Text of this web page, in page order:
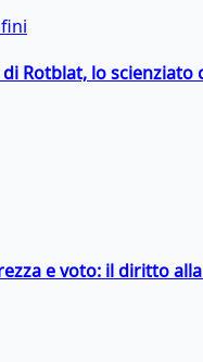
Rotblat, lo
e voto: il diritto